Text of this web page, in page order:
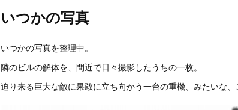
いつかの写真
いつかの写真を整理中。
隣のビルの解体を、間近で日々撮影したうちの一枚。
迫り来る巨大な敵に果敢に立ち向かう一台の重機、みたいな、